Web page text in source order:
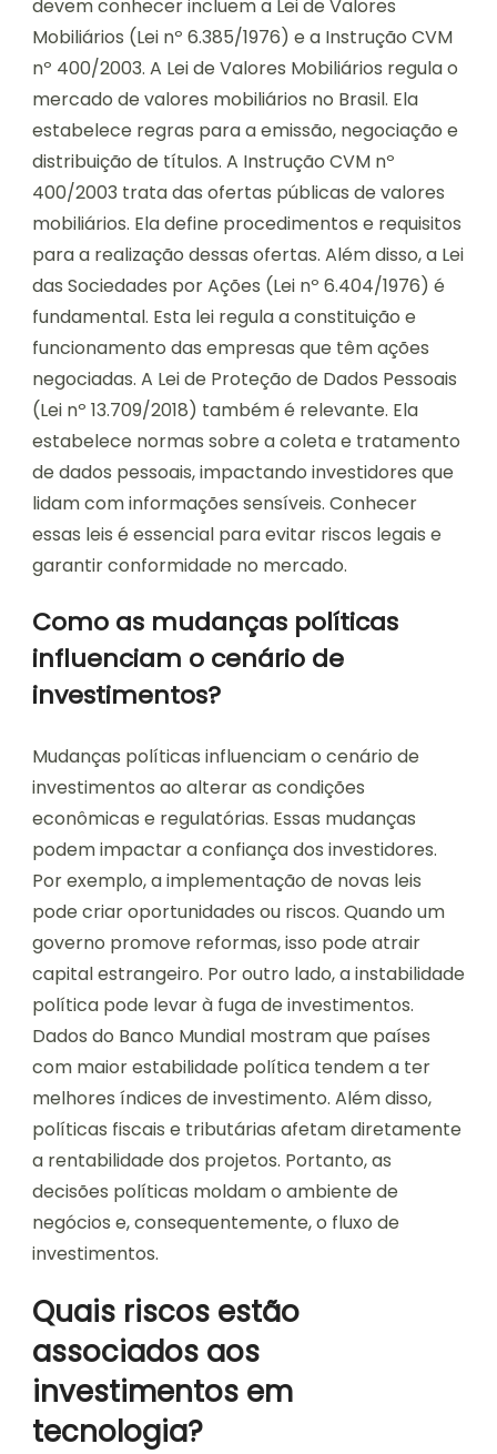
devem conhecer incluem a Lei de Valores
Mobiliários (Lei nº 6.385/1976) e a Instrução CVM
nº 400/2003. A Lei de Valores Mobiliários regula o
mercado de valores mobiliários no Brasil. Ela
estabelece regras para a emissão, negociação e
distribuição de títulos. A Instrução CVM nº
400/2003 trata das ofertas públicas de valores
mobiliários. Ela define procedimentos e requisitos
para a realização dessas ofertas. Além disso, a Lei
das Sociedades por Ações (Lei nº 6.404/1976) é
fundamental. Esta lei regula a constituição e
funcionamento das empresas que têm ações
negociadas. A Lei de Proteção de Dados Pessoais
(Lei nº 13.709/2018) também é relevante. Ela
estabelece normas sobre a coleta e tratamento
de dados pessoais, impactando investidores que
lidam com informações sensíveis. Conhecer
essas leis é essencial para evitar riscos legais e
garantir conformidade no mercado.
Como as mudanças políticas
influenciam o cenário de
investimentos?
Mudanças políticas influenciam o cenário de
investimentos ao alterar as condições
econômicas e regulatórias. Essas mudanças
podem impactar a confiança dos investidores.
Por exemplo, a implementação de novas leis
pode criar oportunidades ou riscos. Quando um
governo promove reformas, isso pode atrair
capital estrangeiro. Por outro lado, a instabilidade
política pode levar à fuga de investimentos.
Dados do Banco Mundial mostram que países
com maior estabilidade política tendem a ter
melhores índices de investimento. Além disso,
políticas fiscais e tributárias afetam diretamente
a rentabilidade dos projetos. Portanto, as
decisões políticas moldam o ambiente de
negócios e, consequentemente, o fluxo de
investimentos.
Quais riscos estão
associados aos
investimentos em
tecnologia?